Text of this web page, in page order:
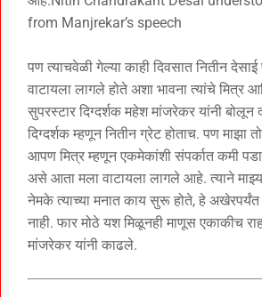
from Manjrekar’s speech
पण त्याचवेळी गेल्या काही दिवसात नितीन देसाई
वाटायला लागले होते अशा भावना त्यांचे मित्र
सुपरस्टार दिग्दर्शक महेश मांजरेकर यांनी बोलून
दिग्दर्शक म्हणून नितीन ग्रेट होताच. पण माझा
आपण मित्र म्हणून एकमेकांशी संपर्कात कमी
असे आता मला वाटायला लागले आहे. त्याने
नेमके त्याच्या मनात काय सुरू होते, हे
नाही. फार मोठे यश मिळूनही माणूस एकाकीच
मांजरेकर यांनी काढले.